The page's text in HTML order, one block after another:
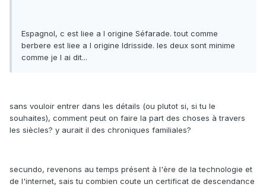
Espagnol, c est liee a l origine Séfarade. tout comme
berbere est liee a l origine Idrisside. les deux sont minime
comme je l ai dit...
sans vouloir entrer dans les détails (ou plutot si, si tu le
souhaites), comment peut on faire la part des choses à travers
les siècles? y aurait il des chroniques familiales?
secundo, revenons au temps présent à l'ère de la technologie et
de l'internet, sais tu combien coute un certificat de descendance